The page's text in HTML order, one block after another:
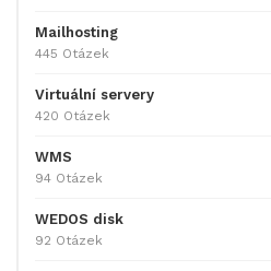
Mailhosting
445 Otázek
Virtuální servery
420 Otázek
WMS
94 Otázek
WEDOS disk
92 Otázek